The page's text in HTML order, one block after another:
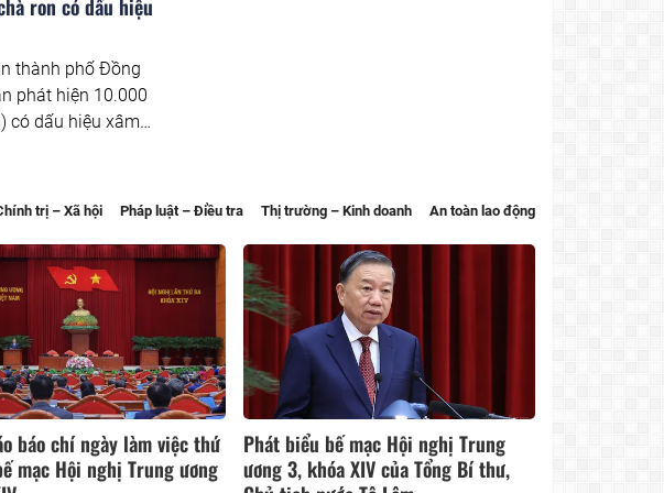
ron có dấu hiệu
thành phố Đồng
phát hiện 10.000
có dấu hiệu xâm
đồng. Vụ việc
trị – Xã hội Pháp luật – Điều tra Thị trường – Kinh doanh An toàn lao động
báo chí ngày làm việc thứ
mạc Hội nghị Trung ương
Phát biểu bế mạc Hội nghị Trung
ương 3, khóa XIV của Tổng Bí thư,